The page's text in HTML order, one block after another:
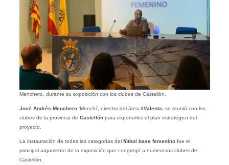
Menchero, durante su exposición con los clubes de Castellón.
José Andrés Menchero‘Menchi’, director del área #Valenta , se reunió con los
clubes de la provincia de Castellónpara exponerles el plan estratégico del
proyecto.
La instauración de todas las categorías del fútbol base femeninofue el
principal argumento de la exposición que congregó a numerosos clubes de
Castellón.